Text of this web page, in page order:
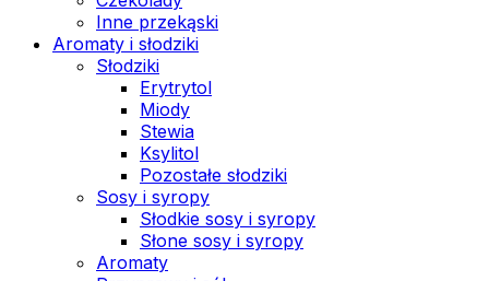
Inne przekąski
Aromaty i słodziki
Słodziki
Erytrytol
Miody
Stewia
Ksylitol
Pozostałe słodziki
Sosy i syropy
Słodkie sosy i syropy
Słone sosy i syropy
Aromaty